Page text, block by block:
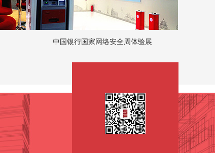
中国银行国家网络安全周体验展